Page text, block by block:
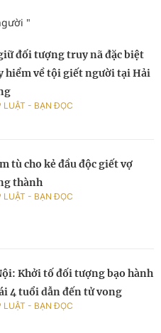
"
đối tượng truy nã đặc biệt
hiểm về tội giết người tại Hải
LUẬT - BẠN ĐỌC
tù cho kẻ đầu độc giết vợ
thành
LUẬT - BẠN ĐỌC
Khởi tố đối tượng bạo hành
4 tuổi dẫn đến tử vong
LUẬT - BẠN ĐỌC